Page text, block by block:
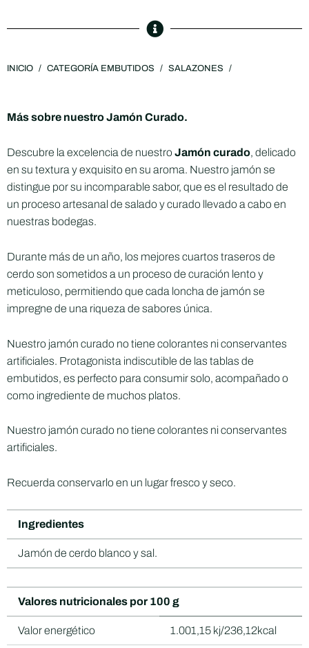
INICIO / CATEGORÍA EMBUTIDOS / SALAZONES /
Más sobre nuestro Jamón Curado.
Descubre la excelencia de nuestro Jamón curado, delicado
en su textura y exquisito en su aroma. Nuestro jamón se
distingue por su incomparable sabor, que es el resultado de
un proceso artesanal de salado y curado llevado a cabo en
nuestras bodegas.
Durante más de un año, los mejores cuartos traseros de
cerdo son sometidos a un proceso de curación lento y
meticuloso, permitiendo que cada loncha de jamón se
impregne de una riqueza de sabores única.
Nuestro jamón curado no tiene colorantes ni conservantes
artificiales. Protagonista indiscutible de las tablas de
embutidos, es perfecto para consumir solo, acompañado o
como ingrediente de muchos platos.
Nuestro jamón curado no tiene colorantes ni conservantes
artificiales.
Recuerda conservarlo en un lugar fresco y seco.
Ingredientes
Jamón de cerdo blanco y sal.
Valores nutricionales por 100 g
Valor energético 1.001,15 kj/236,12kcal